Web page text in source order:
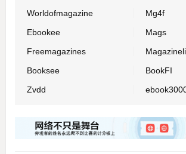
Worldofmagazine
Mg4f
Ebookee
Mags
Freemagazines
Booksee
BookFI
Zvdd